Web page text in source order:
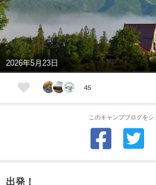
2026年5月23日
45
このキャンプブログをシ
出発！